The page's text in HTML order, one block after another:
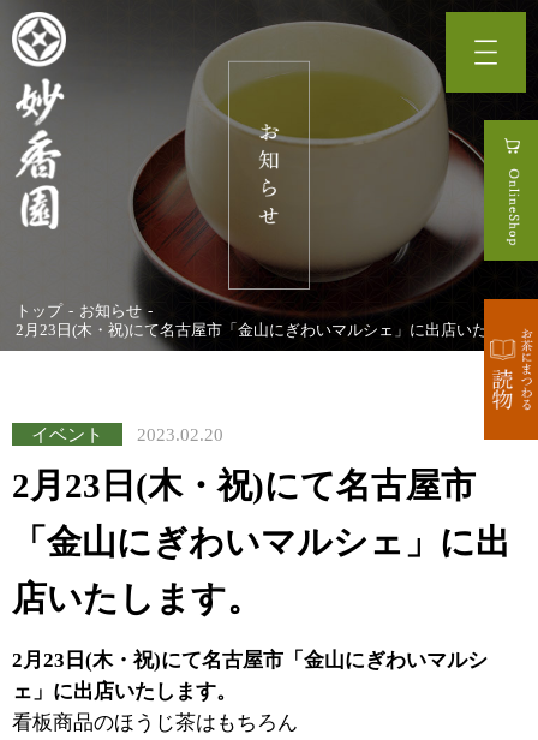
トップ
お知らせ
2月23日(木・祝)にて名古屋市「金山にぎわいマルシェ」に出店いたします
イベント 2023.02.20
2月23日(木・祝)にて名古屋市
「金山にぎわいマルシェ」に出
店いたします。
2月23日(木・祝)にて名古屋市「金山にぎわいマルシ
ェ」に出店いたします。
看板商品のほうじ茶はもちろん